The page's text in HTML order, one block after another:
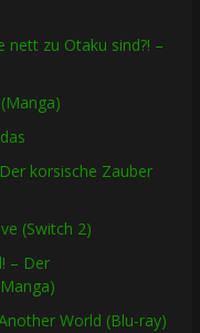
nett zu Otaku sind?! –
korsische Zauber
(Switch 2)
– Der
World (Blu-ray)